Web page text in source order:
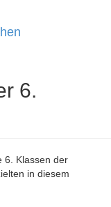
6.
6. Klassen der
in diesem